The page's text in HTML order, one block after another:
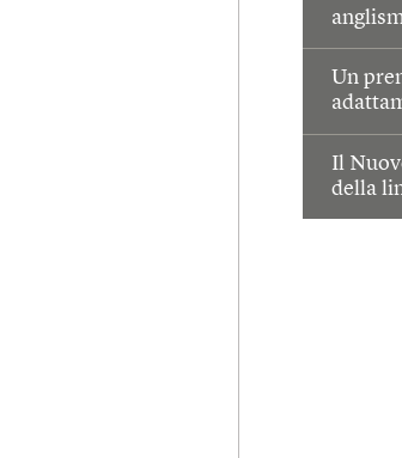
Un
Il
della